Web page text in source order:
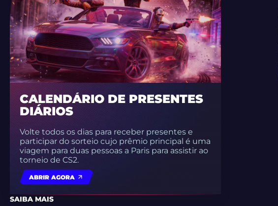
CALENDÁRIO DE PRESENTES
DIÁRIOS
Volte todos os dias para receber presentes e
participar do sorteio cujo prêmio principal é uma
viagem para duas pessoas a Paris para assistir ao
torneio de CS2.
ABRIR AGORA
SAIBA MAIS